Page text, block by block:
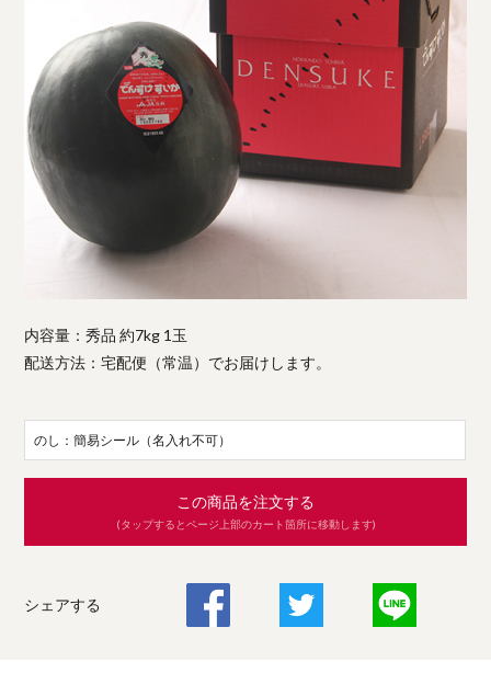
内容量：秀品 約7kg 1玉
配送方法：宅配便（常温）でお届けします。
のし：簡易シール（名入れ不可）
この商品を注文する
(タップするとページ上部のカート箇所に移動します)
シェアする